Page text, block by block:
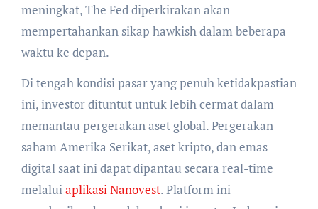
meningkat, The Fed diperkirakan akan
mempertahankan sikap hawkish dalam beberapa
waktu ke depan.
Di tengah kondisi pasar yang penuh ketidakpastian
ini, investor dituntut untuk lebih cermat dalam
memantau pergerakan aset global. Pergerakan
saham Amerika Serikat, aset kripto, dan emas
digital saat ini dapat dipantau secara real-time
melaluiaplikasi Nanovest. Platform ini